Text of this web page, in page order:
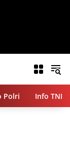
Polri Info TNI